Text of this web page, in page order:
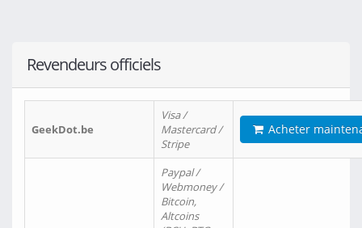
Revendeurs officiels
GeekDot.be
Visa /
Mastercard /
Stripe
Acheter
Paypal /
Webmoney /
Bitcoin,
Altcoins